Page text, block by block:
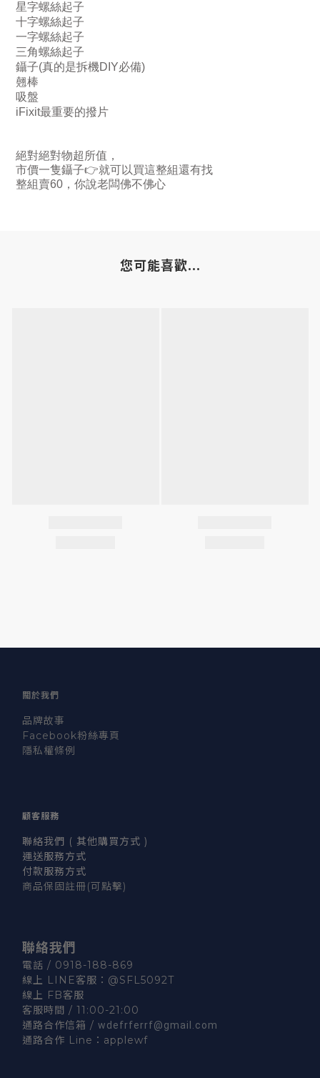
星字螺絲起子
十字螺絲起子
一字螺絲起子
三角螺絲起子
鑷子(真的是拆機DIY必備)
翹棒
吸盤
iFixit最重要的撥片
絕對絕對物超所值，
市價一隻鑷子👉就可以買這整組還有找
整組賣60 ，你說老闆佛不佛心
您可能喜歡...
關於我們
品牌故事
Facebook粉絲專頁
隱私權條例
顧客服務
聯絡我們 ( 其他購買方式 )
運送服務方式
付款服務方式
商品保固註冊(可點擊)
聯絡我們
電話 / 0918-188-869
線上 LINE客服： @SFL5092T
線上 FB客服
客服時間 / 11:00-21:00
通路合作信箱 / wdefrferrf@gmail.com
通路合作 Line： applewf